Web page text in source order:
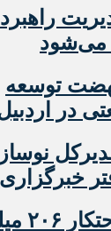
می‌شود
توسعه
در
مدیرکل
کشف